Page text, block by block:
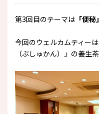
第3回目のテーマは 「便秘」
今回のウェルカムティー
（ぶしゅかん）」の養生茶